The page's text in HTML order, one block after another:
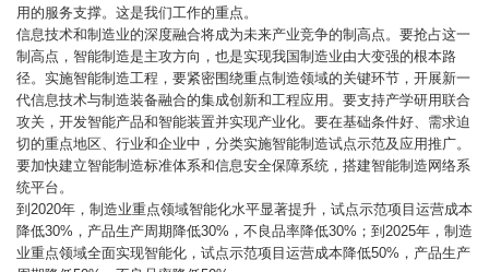
用的服务支撑。这是我们工作的重点。
信息技术和制造业的深度融合将成为未来产业竞争的制高点。要抢占这一
制高点，智能制造是主攻方向，也是实现我国制造业由大变强的根本路
径。实施智能制造工程，要紧密围绕重点制造领域的关键环节，开展新一
代信息技术与制造装备融合的集成创新和工程应用。要支持产学研用联合
攻关，开发智能产品和智能装置并实现产业化。要在基础条件好、需求迫
切的重点地区、行业和企业中，分类实施智能制造试点示范及应用推广。
要加快建立智能制造标准体系和信息安全保障系统，搭建智能制造网络系
统平台。
到2020年，制造业重点领域智能化水平显著提升，试点示范项目运营成本
降低30%，产品生产周期降低30%，不良品率降低30%；到2025年，制造
业重点领域全面实现智能化，试点示范项目运营成本降低50%，产品生产